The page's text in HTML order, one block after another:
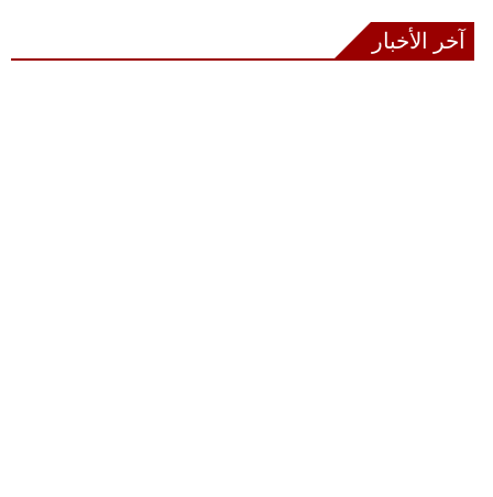
آخر الأخبار